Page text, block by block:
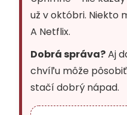
už v októbri. Niekto
A Netflix.
Dobrá správa?Aj
chvíľu môže
stačí dobrý nápad.